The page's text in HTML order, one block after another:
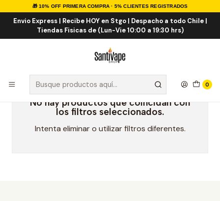
🎁 10% OFF PRIMERA COMPRA · 5% CLIENTES REGISTRADOS
Envio Express | Recibe HOY en Stgo | Despacho a todo Chile |
Tiendas Fisicas de (Lun-Vie 10:00 a 19:30 hrs)
0
Inicio Marcas Eliquid You 100ml
You 100ml
No hay productos que coincidan con
los filtros seleccionados.
Intenta eliminar o utilizar filtros diferentes.